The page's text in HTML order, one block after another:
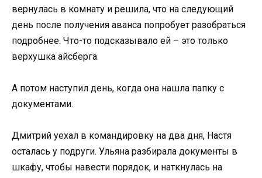
вернулась в комнату и решила, что на следующий
день после получения аванса попробует разобраться
подробнее. Что-то подсказывало ей – это только
верхушка айсберга.
А потом наступил день, когда она нашла папку с
документами.
Дмитрий уехал в командировку на два дня, Настя
осталась у подруги. Ульяна разбирала документы в
шкафу, чтобы навести порядок, и наткнулась на